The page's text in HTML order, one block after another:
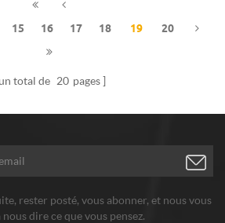
15 16 17 18 19 20
un total de 20 pages
rester posté, vous abonner, et nous vous
dire ce que vous pensez.